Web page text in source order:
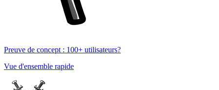
Preuve de concept : 100+ utilisateurs?
Vue d'ensemble rapide